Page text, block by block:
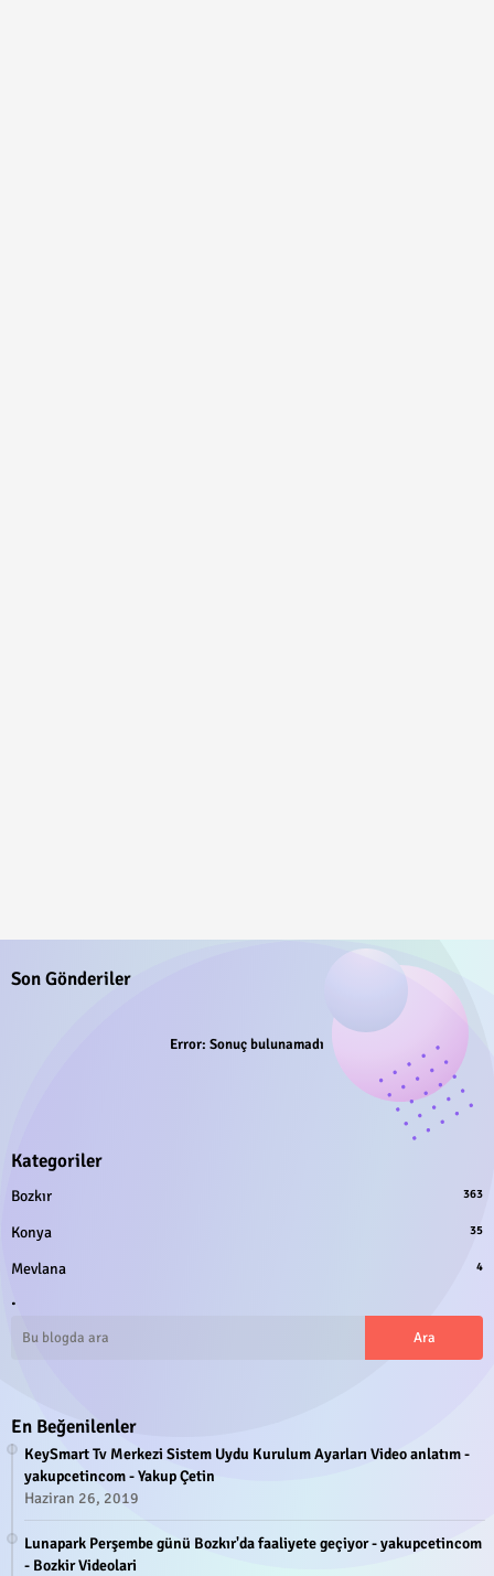
Son Gönderiler
Error: Sonuç bulunamadı
Kategoriler
Bozkır 363
Konya 35
Mevlana 4
.
En Beğenilenler
KeySmart Tv Merkezi Sistem Uydu Kurulum Ayarları Video anlatım -
yakupcetincom - Yakup Çetin
Haziran 26, 2019
Lunapark Perşembe günü Bozkır'da faaliyete geçiyor - yakupcetincom
- Bozkir Videolari